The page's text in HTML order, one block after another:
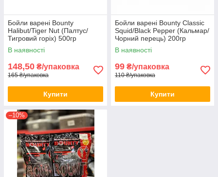
Бойли варені Bounty
Halibut/Tiger Nut (Палтус/
Тигровий горіх) 500гр
В наявності
148,50 ₴/упаковка
165 ₴/упаковка
Купити
Бойли варені Bounty Classic
Squid/Black Pepper (Кальмар/
Чорний перець) 200гр
В наявності
99 ₴/упаковка
110 ₴/упаковка
Купити
–10%